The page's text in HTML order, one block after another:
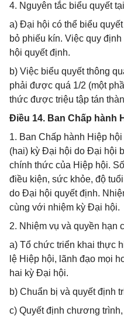
4. Nguyên tắc biểu quyết
a) Đại hội có thể biểu
bỏ phiếu kín. Việc quy
hội quyết định.
b) Việc biểu quyết thông
phải được quá 1/2 (một
thức được triệu tập tán
Điều 14. Ban Chấp hành
1. Ban Chấp hành Hiệp
(hai) kỳ Đại hội do Đại hội
chính thức của Hiệp hội.
điều kiện, sức khỏe, độ
do Đại hội quyết định.
cùng với nhiệm kỳ Đại hội.
2. Nhiệm vụ và quyền hạn
a) Tổ chức triển khai thực
lệ Hiệp hội, lãnh đạo mọi
hai kỳ Đại hội.
b) Chuẩn bị và quyết định
c) Quyết định chương